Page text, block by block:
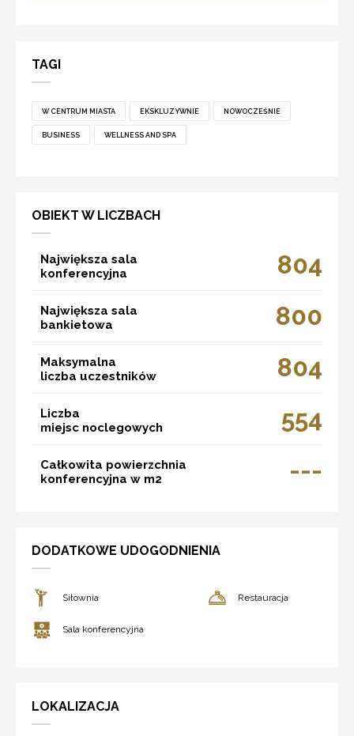
TAGI
W CENTRUM MIASTA EKSKLUZYWNIE NOWOCZEŚNIE
BUSINESS WELLNESS AND SPA
OBIEKT W LICZBACH
Największa sala
konferencyjna
804
Największa sala
bankietowa
800
Maksymalna
liczba uczestników
804
Liczba
miejsc noclegowych
554
Całkowita powierzchnia
konferencyjna w m2
---
DODATKOWE UDOGODNIENIA
Siłownia Restauracja
Sala konferencyjna
LOKALIZACJA